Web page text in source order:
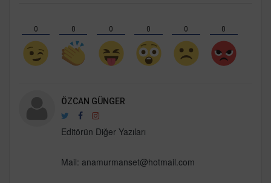
0 0 0 0 0 0
ÖZCAN GÜNGER
Editörün Diğer Yazıları
Mail: anamurmanset@hotmail.com